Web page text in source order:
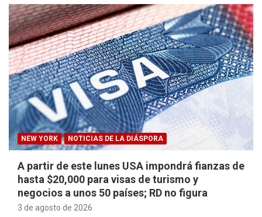
NEW YORK NOTICIAS DE LA DIÁSPORA
A partir de este lunes USA impondrá fianzas de
hasta $20,000 para visas de turismo y
negocios a unos 50 países; RD no figura
3 de agosto de 2026